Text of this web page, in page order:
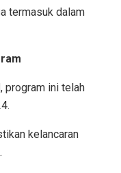
termasuk dalam
program ini telah
kelancaran